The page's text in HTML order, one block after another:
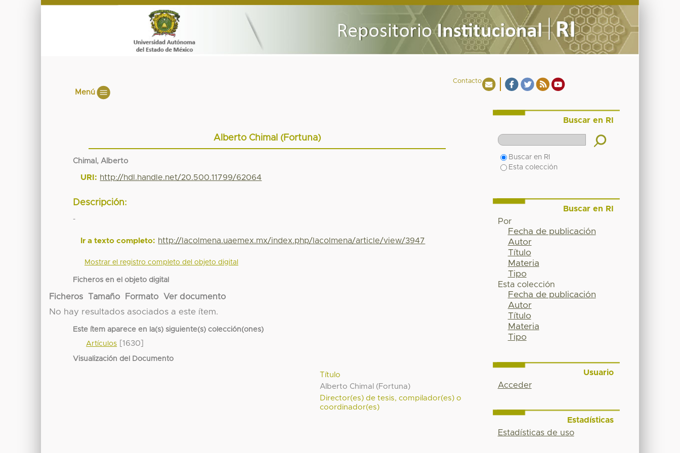
Contacto
Menú
Alberto Chimal (Fortuna)
Chimal, Alberto
URI: http://hdl.handle.net/20.500.11799/62064
Descripción:
-
Ir a texto completo: http://lacolmena.uaemex.mx/index.php/lacolmena/article/view/3947
Mostrar el registro completo del objeto digital
Ficheros en el objeto digital
Ficheros Tamaño Formato
Ver documento
No hay resultados asociados a este ítem.
Este ítem aparece en la(s) siguiente(s) colección(ones)
Artículos [1630]
Visualización del Documento
Título
Alberto Chimal (Fortuna)
Director(es) de tesis, compilador(es) o
coordinador(es)
Buscar en RI
Buscar en RI
Esta colección
Buscar en RI
Por
Fecha de publicación
Autor
Título
Materia
Tipo
Esta colección
Fecha de publicación
Autor
Título
Materia
Tipo
Usuario
Acceder
Estadísticas
Estadísticas de uso